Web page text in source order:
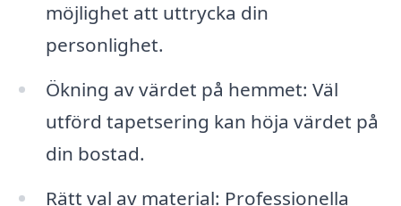
möjlighet att uttrycka din
personlighet.
Ökning av värdet på hemmet: Väl
utförd tapetsering kan höja värdet på
din bostad.
Rätt val av material: Professionella